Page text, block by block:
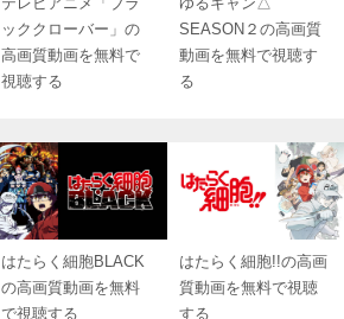
テレビアニメ「ブラ
ッククローバー」の
高画質動画を無料で
視聴する
ゆるキャン△
SEASON２の高画質
動画を無料で視聴す
る
はたらく細胞BLACK
の高画質動画を無料
で視聴する
はたらく細胞!!の高画
質動画を無料で視聴
する